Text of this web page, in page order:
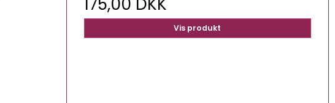
Vis produkt